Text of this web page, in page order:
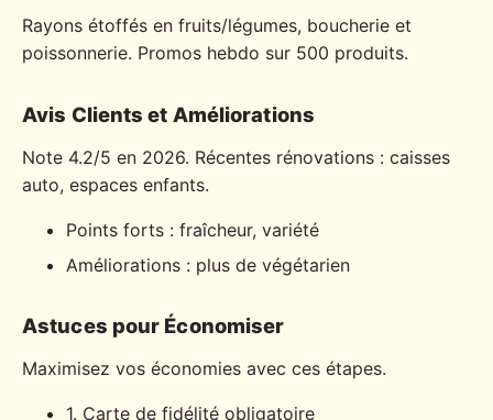
Rayons étoffés en fruits/légumes, boucherie et
poissonnerie. Promos hebdo sur 500 produits.
Avis Clients et Améliorations
Note 4.2/5 en 2026. Récentes rénovations : caisses
auto, espaces enfants.
Points forts : fraîcheur, variété
Améliorations : plus de végétarien
Astuces pour Économiser
Maximisez vos économies avec ces étapes.
1. Carte de fidélité obligatoire